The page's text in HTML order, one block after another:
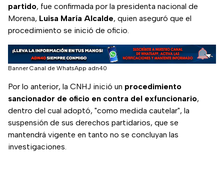
partido, fue confirmada por la presidenta nacional de
Morena, Luisa María Alcalde, quien aseguró que el
procedimiento se inició de oficio.
Banner Canal de WhatsApp adn40
Por lo anterior, la CNHJ inició un procedimiento
sancionador de oficio en contra del exfuncionario,
dentro del cual adoptó, "como medida cautelar", la
suspensión de sus derechos partidarios, que se
mantendrá vigente en tanto no se concluyan las
investigaciones.